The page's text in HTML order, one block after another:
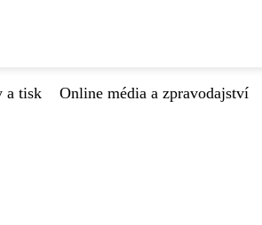
a tisk Online média a zpravodajství